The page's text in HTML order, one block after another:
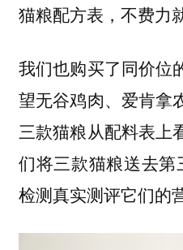
猫粮配方表，不费力
我们也购买了同价位
望无谷鸡肉、爱肯拿
三款猫粮从配料表上
们将三款猫粮送去
检测真实测评它们的